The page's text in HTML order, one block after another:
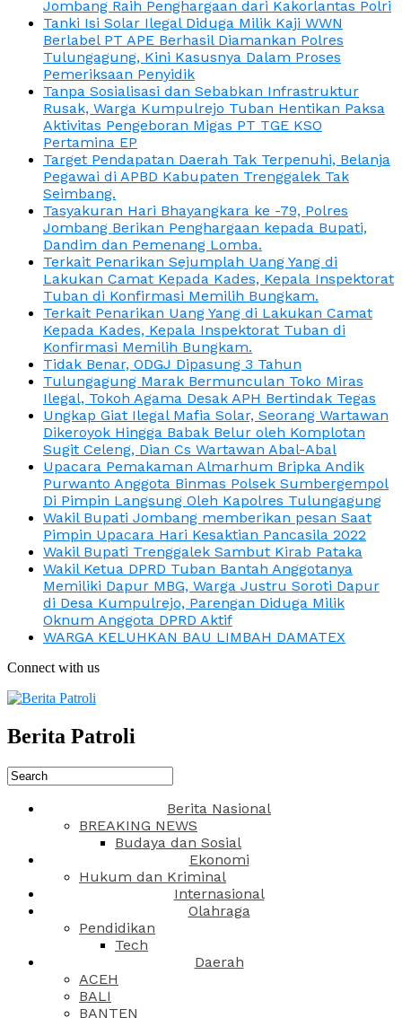
Jombang Raih Penghargaan dari Kakorlantas Polri
Tanki Isi Solar Ilegal Diduga Milik Kaji WWN
Berlabel PT APE Berhasil Diamankan Polres
Tulungagung, Kini Kasusnya Dalam Proses
Pemeriksaan Penyidik
Tanpa Sosialisasi dan Sebabkan Infrastruktur
Rusak, Warga Kumpulrejo Tuban Hentikan Paksa
Aktivitas Pengeboran Migas PT TGE KSO
Pertamina EP
Target Pendapatan Daerah Tak Terpenuhi, Belanja
Pegawai di APBD Kabupaten Trenggalek Tak
Seimbang.
Tasyakuran Hari Bhayangkara ke -79, Polres
Jombang Berikan Penghargaan kepada Bupati,
Dandim dan Pemenang Lomba.
Terkait Penarikan Sejumplah Uang Yang di
Lakukan Camat Kepada Kades, Kepala Inspektorat
Tuban di Konfirmasi Memilih Bungkam.
Terkait Penarikan Uang Yang di Lakukan Camat
Kepada Kades, Kepala Inspektorat Tuban di
Konfirmasi Memilih Bungkam.
Tidak Benar, ODGJ Dipasung 3 Tahun
Tulungagung Marak Bermunculan Toko Miras
Ilegal, Tokoh Agama Desak APH Bertindak Tegas
Ungkap Giat Ilegal Mafia Solar, Seorang Wartawan
Dikeroyok Hingga Babak Belur oleh Komplotan
Sugit Celeng, Dian Cs Wartawan Abal-Abal
Upacara Pemakaman Almarhum Bripka Andik
Purwanto Anggota Binmas Polsek Sumbergempol
Di Pimpin Langsung Oleh Kapolres Tulungagung
Wakil Bupati Jombang memberikan pesan Saat
Pimpin Upacara Hari Kesaktian Pancasila 2022
Wakil Bupati Trenggalek Sambut Kirab Pataka
Wakil Ketua DPRD Tuban Bantah Anggotanya
Memiliki Dapur MBG, Warga Justru Soroti Dapur
di Desa Kumpulrejo, Parengan Diduga Milik
Oknum Anggota DPRD Aktif
WARGA KELUHKAN BAU LIMBAH DAMATEX
Connect with us
Berita Patroli
Berita Nasional
BREAKING NEWS
Budaya dan Sosial
Ekonomi
Hukum dan Kriminal
Internasional
Olahraga
Pendidikan
Tech
Daerah
ACEH
BALI
BANTEN